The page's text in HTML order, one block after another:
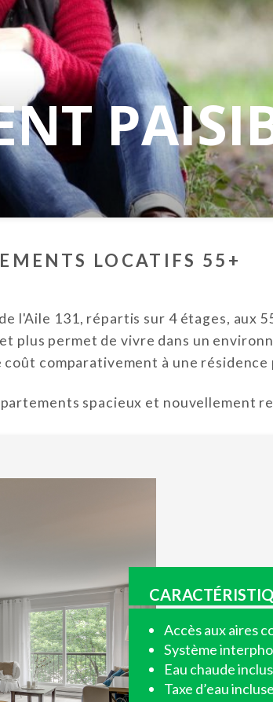
LOCATIFS 55+
l'Aile 131, répartis sur 4 étages, aux
plus permet de vivre dans un
coût comparativement à une résidence
spacieux et nouvellement
Accès aux aires
Système
Eau chaude
Taxe d’eau incluse